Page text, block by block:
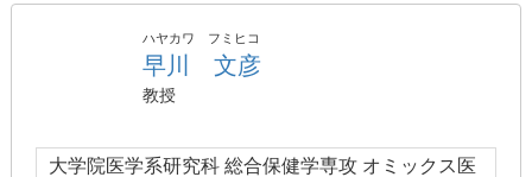
ハヤカワ フミヒコ
早川 文彦
教授
大学院医学系研究科 総合保健学専攻 オミックス医